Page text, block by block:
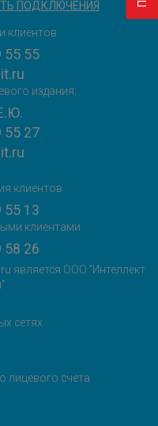
ПОДКЛЮЧЕНИЯ
клиентов
55 55
издания:
55 27
клиентов
55 13
клиентами
58 26
является ООО "Интеллект
сетях
лицевого счета